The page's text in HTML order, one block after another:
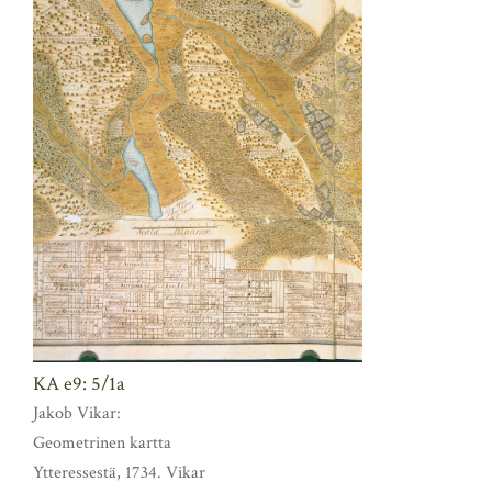
KA e9: 5/1a
Jakob Vikar:
Geometrinen kartta
Ytteressestä, 1734. Vikar